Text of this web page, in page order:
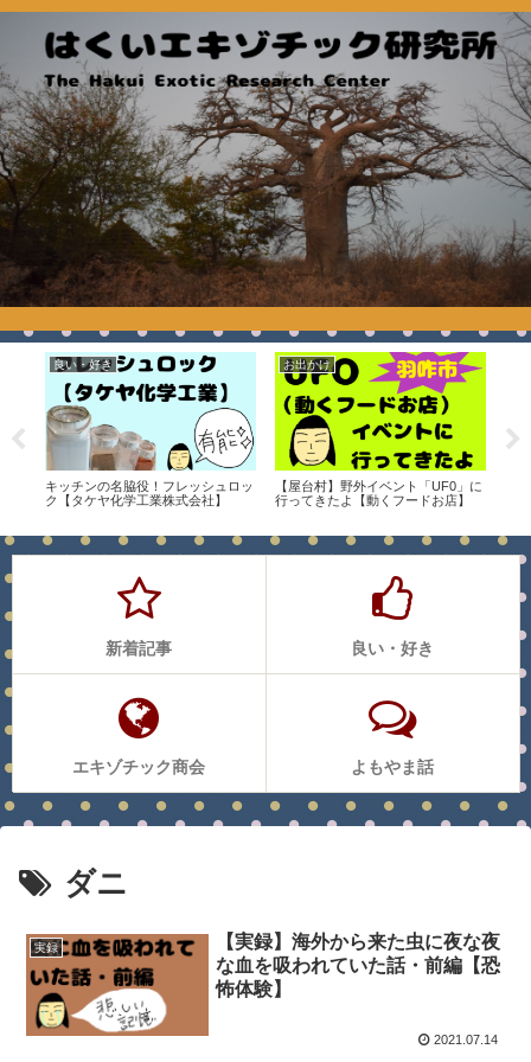
良い・好き
キッチンの名脇役！フレッシュロッ
ク【タケヤ化学工業株式会社】
お出かけ
【屋台村】野外イベント「UF0」に
行ってきたよ【動くフードお店】
新着記事 良い・好き
エキゾチック商会 よもやま話
ダニ
実録
【実録】海外から来た虫に夜な夜
な血を吸われていた話・前編【恐
怖体験】
2021.07.14